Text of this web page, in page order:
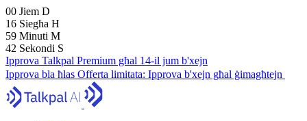
00 Jiem D
16 Siegħa H
59 Minuti M
41 Sekondi S
Ipprova Talkpal Premium għal 14-il jum b'xejn
Ipprova bla ħlas Offerta limitata: Ipprova b'xejn għal ġimagħtejn